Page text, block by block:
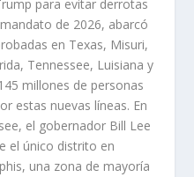
para evitar derrotas
de 2026, abarcó
en Texas, Misuri,
Tennessee, Luisiana y
millones de personas
estas nuevas líneas. En
el gobernador Bill Lee
el único distrito en
una zona de mayoría